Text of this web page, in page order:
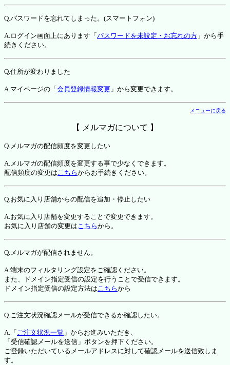
Q.パスワードを忘れてしまった。(スマートフォン)
A.ログイン画面上にあります「 パスワードを未設定・お忘れの方 」から手
続きください。
Q.住所が変わりました
A.マイページの「 会員登録情報変更 」から変更できます。
メニューに戻る
【 メルマガについて 】
Q.メルマガの配信頻度を変更したい
A.メルマガの配信頻度を変更する事で少なくできます。
配信頻度の変更はこちらからお手続きください。
Q.お気に入り店舗からの配信を追加・停止したい
A.お気に入り店舗を変更することで変更できます。
お気に入り店舗の変更はこちらから。
Q.メルマガが配信されません。
A.端末のフィルタリング設定をご確認ください。
また、ドメイン指定受信の設定を行うことで受信できます。
ドメイン指定受信の設定方法はこちらから
Q.ご注文状況確認メールが受信できるか確認したい。
A.「 ご注文状況一覧 」からお進みいただき、
「受信確認メールを送信」ボタンを押下ください。
ご登録いただいているメールアドレスに対して確認メールを送信致しま
す。